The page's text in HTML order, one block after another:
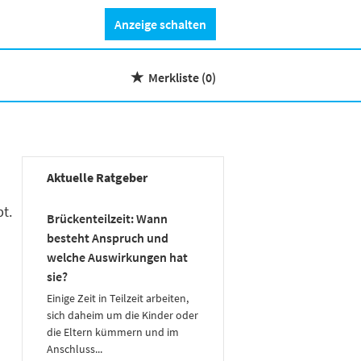
Anzeige schalten
Merkliste (0)
Aktuelle Ratgeber
Brückenteilzeit: Wann
besteht Anspruch und
welche Auswirkungen hat
sie?
Einige Zeit in Teilzeit arbeiten,
sich daheim um die Kinder oder
die Eltern kümmern und im
Anschluss...